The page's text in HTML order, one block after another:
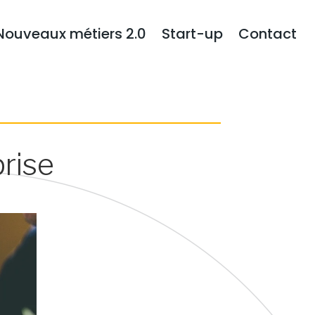
métiers 2.0 Start-up Contact